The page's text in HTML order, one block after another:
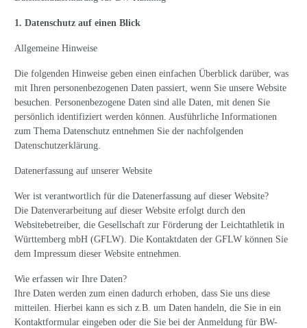
1. Datenschutz auf einen Blick
Allgemeine Hinweise
Die folgenden Hinweise geben einen einfachen Überblick darüber, was
mit Ihren personenbezogenen Daten passiert, wenn Sie unsere Website
besuchen. Personenbezogene Daten sind alle Daten, mit denen Sie
persönlich identifiziert werden können. Ausführliche Informationen
zum Thema Datenschutz entnehmen Sie der nachfolgenden
Datenschutzerklärung.
Datenerfassung auf unserer Website
Wer ist verantwortlich für die Datenerfassung auf dieser Website?
Die Datenverarbeitung auf dieser Website erfolgt durch den
Websitebetreiber, die Gesellschaft zur Förderung der Leichtathletik in
Württemberg mbH (GFLW). Die Kontaktdaten der GFLW können Sie
dem Impressum dieser Website entnehmen.
Wie erfassen wir Ihre Daten?
Ihre Daten werden zum einen dadurch erhoben, dass Sie uns diese
mitteilen. Hierbei kann es sich z.B. um Daten handeln, die Sie in ein
Kontaktformular eingeben oder die Sie bei der Anmeldung für BW-